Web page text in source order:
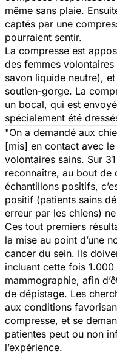
même sans plaie.
captés par une
pourraient sentir.
La compresse est
des femmes
savon liquide neutre),
soutien-gorge. La
un bocal, qui est
spécialement été
"On a demandé aux
[mis] en contact avec
volontaires sains. Sur
reconnaître, au bout de
échantillons positifs,
positif (patients sains
erreur par les chiens)
Ces tout premiers
la mise au point d’une
cancer du sein. Ils
incluant cette fois 1.000
mammographie, afin
de dépistage. Les
aux conditions
compresse, et se
patientes peut ou non
l’expérience.